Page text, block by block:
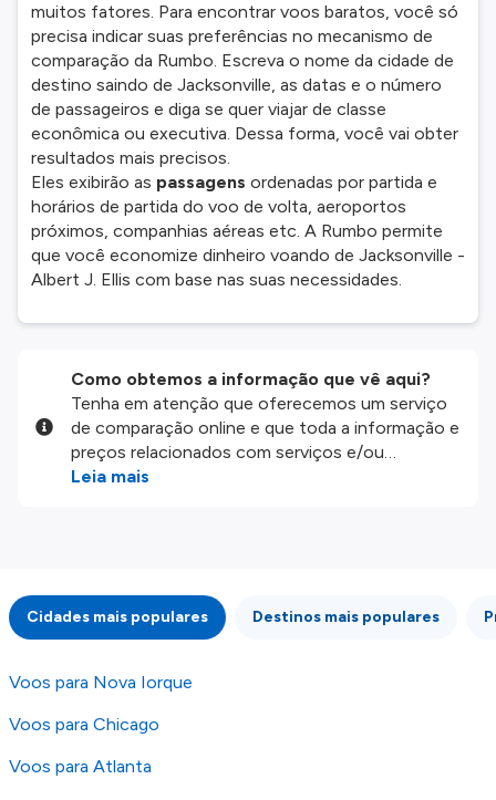
muitos fatores. Para encontrar voos baratos, você só
precisa indicar suas preferências no mecanismo de
comparação da Rumbo. Escreva o nome da cidade de
destino saindo de Jacksonville, as datas e o número
de passageiros e diga se quer viajar de classe
econômica ou executiva. Dessa forma, você vai obter
resultados mais precisos.
Eles exibirão as passagens ordenadas por partida e
horários de partida do voo de volta, aeroportos
próximos, companhias aéreas etc. A Rumbo permite
que você economize dinheiro voando de Jacksonville -
Albert J. Ellis com base nas suas necessidades.
Como obtemos a informação que vê aqui?
Tenha em atenção que oferecemos um serviço
de comparação online e que toda a informação e
preços relacionados com serviços e/ou
produtos disponíveis no nosso website são
integridade ou pela precisão da informação
publicada, por isso verifique com atenção todas
as condições no website do parceiro antes de
fazer uma reserva. Para mais detalhes verifique
os nossosTermos e Condições
Leia mais
Cidades mais populares Destinos mais populares
Voos para Nova Iorque
Voos para Chicago
Voos para Atlanta